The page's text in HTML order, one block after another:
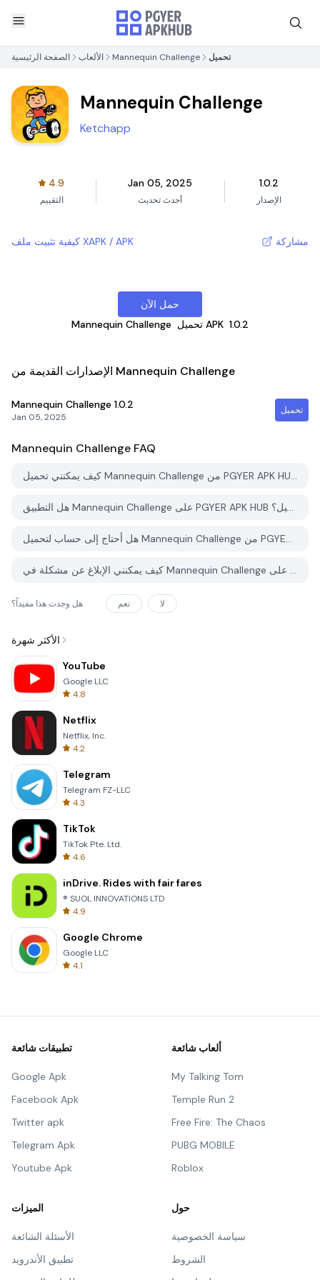
الصفحة الرئيسية الألعاب Mannequin Challenge تحميل
Mannequin Challenge
Ketchapp
4.9
التقييم
Jan 05, 2025
أحدث تحديث
1.0.2
الإصدار
كيفية تثبيت ملف XAPK / APK مشاركة
حمل الآن
Mannequin Challenge
تحميل APK 1.0.2
الإصدارات القديمة من Mannequin Challenge
Mannequin Challenge 1.0.2
Jan 05, 2025
تحميل
Mannequin Challenge FAQ
كيف يمكنني تحميل Mannequin Challenge من PGYER APK HUB؟
هل التطبيق Mannequin Challenge على PGYER APK HUB مجاني للتحميل؟
هل أحتاج إلى حساب لتحميل Mannequin Challenge من PGYER APK HUB؟
كيف يمكنني الإبلاغ عن مشكلة في Mannequin Challenge على PGYER APK HUB؟
هل وجدت هذا مفيداً؟ نعم لا
الأكثر شهرة
YouTube
Google LLC
4.8
Netflix
Netflix, Inc.
4.2
Telegram
Telegram FZ-LLC
4.3
TikTok
TikTok Pte. Ltd.
4.6
inDrive. Rides with fair fares
® SUOL INNOVATIONS LTD
4.9
Google Chrome
Google LLC
4.1
تطبيقات شائعة
Google Apk
Facebook Apk
Twitter apk
Telegram Apk
Youtube Apk
ألعاب شائعة
My Talking Tom
Temple Run 2
Free Fire: The Chaos
PUBG MOBILE
Roblox
الميزات
الأسئلة الشائعة
تطبيق الأندرويد
حول
سياسة الخصوصية
الشروط